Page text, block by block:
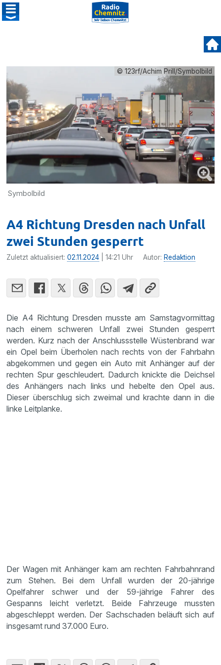
© 123rf/Achim Prill/Symbolbild
Symbolbild
A4 Richtung Dresden nach Unfall
zwei Stunden gesperrt
Zuletzt aktualisiert:02.11.2024 | 14:21 Uhr Autor: Redaktion
Die A4 Richtung Dresden musste am Samstagvormittag
nach einem schweren Unfall zwei Stunden gesperrt
werden. Kurz nach der Anschlussstelle Wüstenbrand war
ein Opel beim Überholen nach rechts von der Fahrbahn
abgekommen und gegen ein Auto mit Anhänger auf der
rechten Spur geschleudert. Dadurch knickte die Deichsel
des Anhängers nach links und hebelte den Opel aus.
Dieser überschlug sich zweimal und krachte dann in die
linke Leitplanke.
Der Wagen mit Anhänger kam am rechten Fahrbahnrand
zum Stehen. Bei dem Unfall wurden der 20-jährige
Opelfahrer schwer und der 59-jährige Fahrer des
Gespanns leicht verletzt. Beide Fahrzeuge mussten
abgeschleppt werden. Der Sachschaden beläuft sich auf
insgesamt rund 37.000 Euro.